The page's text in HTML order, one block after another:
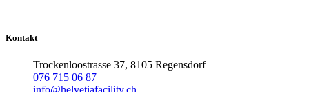
Kontakt
Trockenloostrasse 37, 8105 Regensdorf
076 715 06 87
info@helvetiafacility.ch